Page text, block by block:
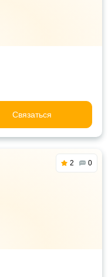
Связаться
2 0